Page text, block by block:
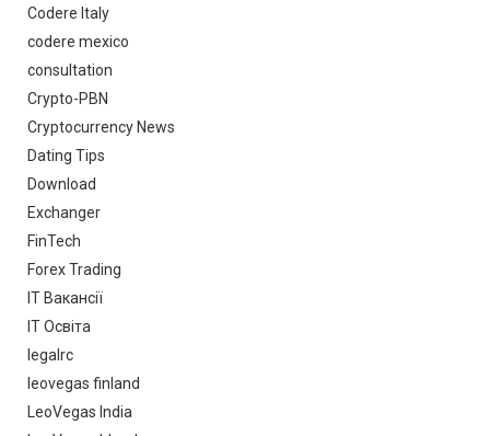
Codere Italy
codere mexico
consultation
Crypto-PBN
Cryptocurrency News
Dating Tips
Download
Exchanger
FinTech
Forex Trading
IT Вакансії
IT Освіта
legalrc
leovegas finland
LeoVegas India